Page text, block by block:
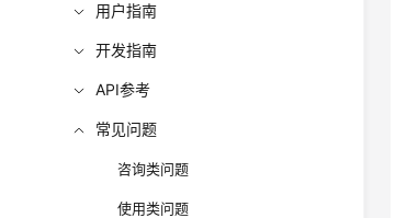
用户指南
开发指南
API参考
常见问题
咨询类问题
使用类问题